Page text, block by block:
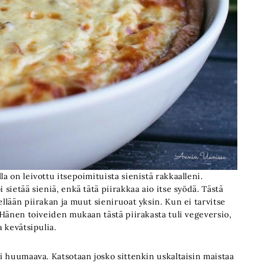
on leivottu itsepoimituista sienistä rakkaalleni.
sietää sieniä, enkä tätä piirakkaa aio itse syödä. Tästä
piirakan ja muut sieniruoat yksin. Kun ei tarvitse
toiveiden mukaan tästä piirakasta tuli vegeversio,
kevätsipulia.
Katsotaan josko sittenkin uskaltaisin maistaa